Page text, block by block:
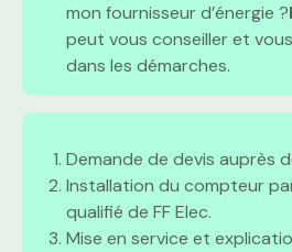
mon fournisseur d’énergie ?
peut vous conseiller et
dans les démarches.
Demande de devis auprès
Installation du compteur
qualifié de FF Elec.
Mise en service et